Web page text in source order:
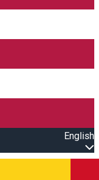
English